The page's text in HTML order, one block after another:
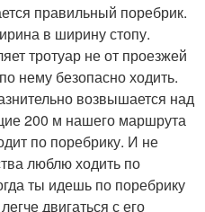
правильный поребрик.
в ширину стопу.
тротуар не от проезжей
нему безопасно ходить.
возвышается над
200 м нашего маршрута
по поребрику. И не
люблю ходить по
ты идешь по поребрику
двигаться с его